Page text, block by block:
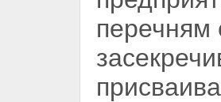
перечням